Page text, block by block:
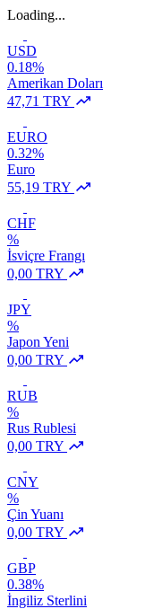
Loading...
USD
0.18%
Amerikan Doları
47,71 TRY
EURO
0.32%
Euro
55,19 TRY
CHF
%
İsviçre Frangı
0,00 TRY
JPY
%
Japon Yeni
0,00 TRY
RUB
%
Rus Rublesi
0,00 TRY
CNY
%
Çin Yuanı
0,00 TRY
GBP
0.38%
İngiliz Sterlini